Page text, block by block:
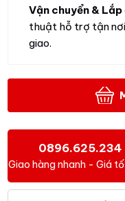
Vận chuyển &
thuật hỗ trợ tận
giao.
0896.625.234
Giao hàng nhanh - Giá